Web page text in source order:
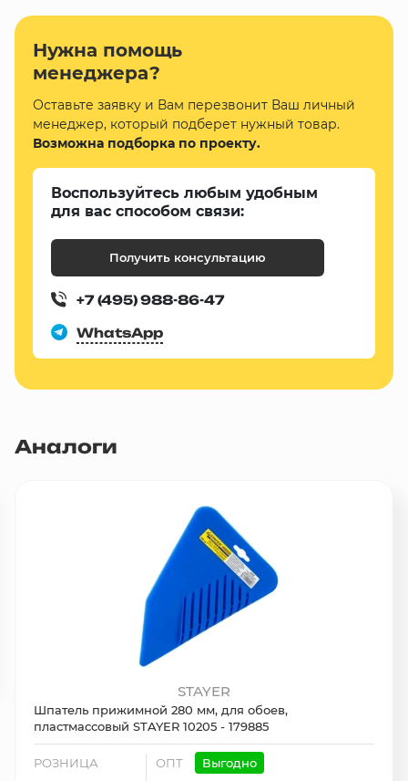
Нужна помощь
менеджера?
Оставьте заявку и Вам перезвонит Ваш личный
менеджер, который подберет нужный товар.
Возможна подборка по проекту.
Воспользуйтесь любым удобным
для вас способом связи:
Получить консультацию
+7 (495) 988-86-47
WhatsApp
Аналоги
STAYER
Шпатель прижимной 280 мм, для обоев,
пластмассовый STAYER 10205 - 179885
РОЗНИЦА ОПТ Выгодно